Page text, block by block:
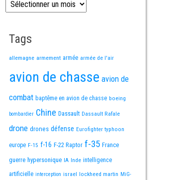
Les news depuis 2008
Tags
allemagne armement armée armée de l'air
avion de chasse avion de
combat baptême en avion de chasse boeing
bombardier Chine Dassault Dassault Rafale
drone drones défense Eurofighter typhoon
europe F-15 f-16 F-22 Raptor f-35 France
guerre hypersonique IA Inde intelligence
artificielle interception israel lockheed martin MiG-